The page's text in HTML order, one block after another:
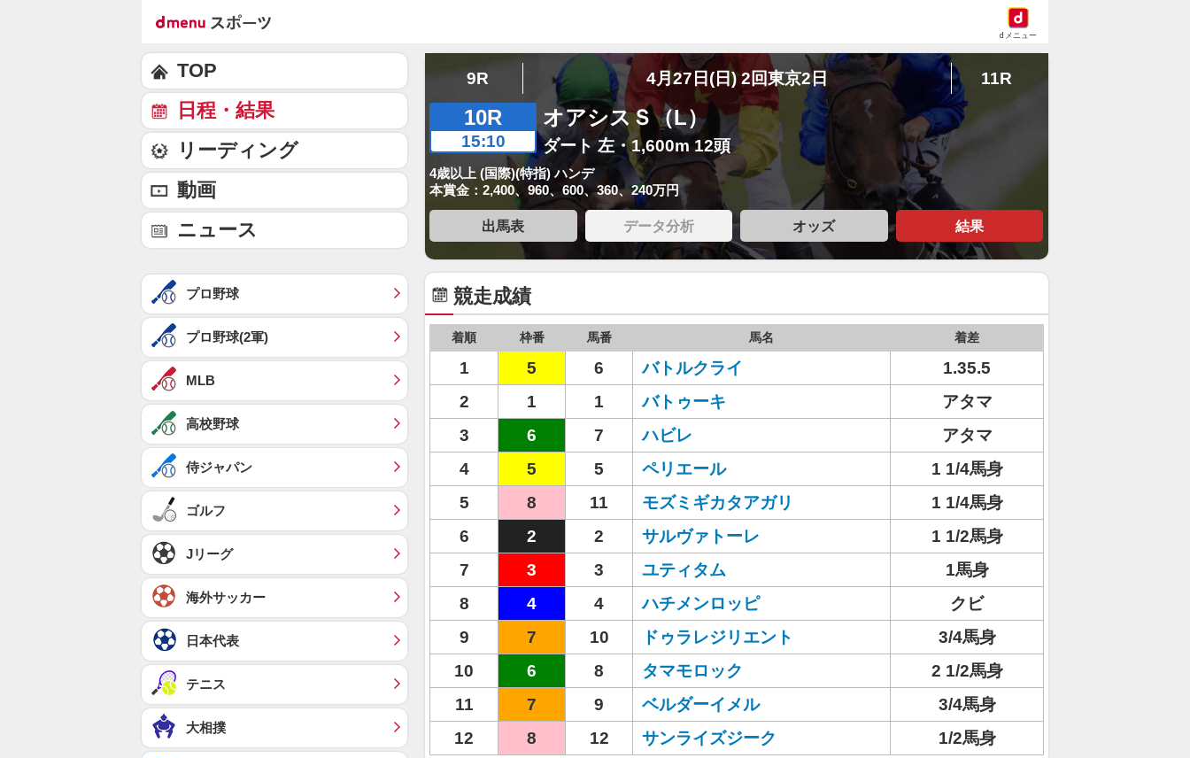
dメニュー
9R 4月27日(日) 2回東京2日 11R
10R
15:10
オアシスＳ（L）
ダート 左・1,600m 12頭
4歳以上 (国際)(特指) ハンデ
本賞金：2,400、960、600、360、240万円
出馬表 データ分析 オッズ 結果
競走成績
着順 枠番 馬番 馬名 着差
1 5 6 バトルクライ
1.35.5
2
1 1 バトゥーキ
アタマ
3
6 7 ハビレ
アタマ
4
5 5 ペリエール
1 1/4馬身
5
8 11 モズミギカタアガリ
1 1/4馬身
6
2 2 サルヴァトーレ
1 1/2馬身
7
3 3 ユティタム
1馬身
8
4 4 ハチメンロッピ
クビ
9
7 10 ドゥラレジリエント
3/4馬身
10
6 8 タマモロック
2 1/2馬身
11
7 9 ベルダーイメル
3/4馬身
12
8 12 サンライズジーク 1/2馬身
TOP
日程・結果
リーディング
動画
ニュース
プロ野球
プロ野球(2軍)
MLB
高校野球
侍ジャパン
ゴルフ
Jリーグ
海外サッカー
日本代表
テニス
大相撲